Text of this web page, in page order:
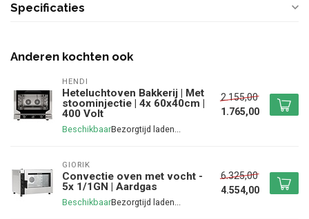
Specificaties
Anderen kochten ook
HENDI
Heteluchtoven Bakkerij | Met
stoominjectie | 4x 60x40cm |
400 Volt
Beschikbaar
2.155,00
1.765,00
GIORIK
Convectie oven met vocht -
5x 1/1GN | Aardgas
Beschikbaar
6.325,00
4.554,00